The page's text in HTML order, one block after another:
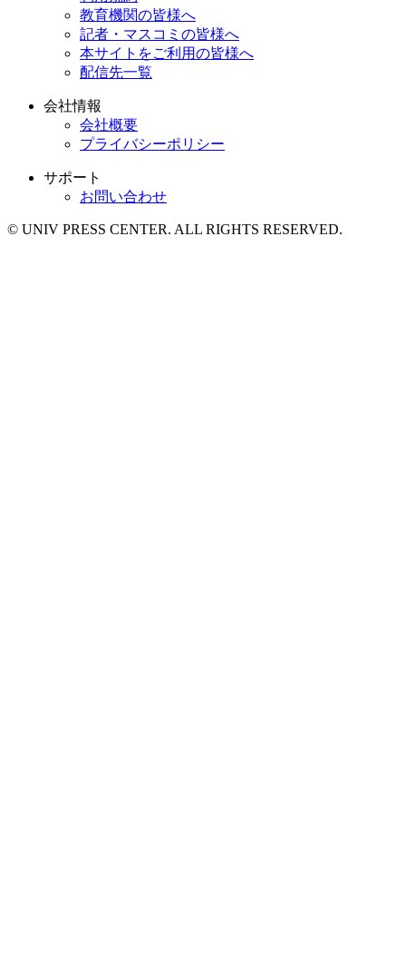
教育機関の皆様へ
記者・マスコミの皆様へ
本サイトをご利用の皆様へ
配信先一覧
会社情報
会社概要
プライバシーポリシー
サポート
お問い合わせ
© UNIV PRESS CENTER. ALL RIGHTS RESERVED.